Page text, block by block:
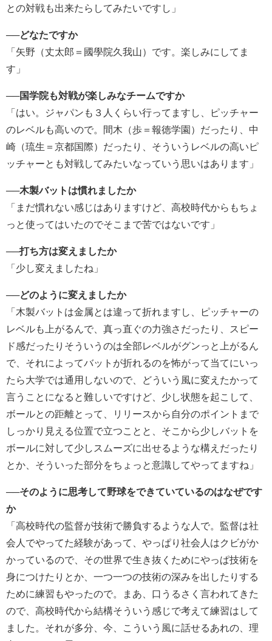
との対戦も出来たらしてみたいですし」
──どなたですか
「矢野（丈太郎＝國學院久我山）です。楽しみにしてま
す」
──国学院も対戦が楽しみなチームですか
「はい。ジャパンも３人くらい行ってますし、ピッチャー
のレベルも高いので。間木（歩＝報徳学園）だったり、中
崎（琉生＝京都国際）だったり、そういうレベルの高いピ
ッチャーとも対戦してみたいなっていう思いはあります」
──木製バットは慣れましたか
「まだ慣れない感じはありますけど、高校時代からもちょ
っと使ってはいたのでそこまで苦ではないです」
──打ち方は変えましたか
「少し変えましたね」
──どのように変えましたか
「木製バットは金属とは違って折れますし、ピッチャーの
レベルも上がるんで、真っ直ぐの力強さだったり、スピー
ド感だったりそういうのは全部レベルがグンっと上がるん
で、それによってバットが折れるのを怖がって当てにいっ
たら大学では通用しないので、どういう風に変えたかって
言うことになると難しいですけど、少し状態を起こして、
ボールとの距離とって、リリースから自分のポイントまで
しっかり見える位置で立つことと、そこから少しバットを
ボールに対して少しスムーズに出せるような構えだったり
とか、そういった部分をちょっと意識してやってますね」
──そのように思考して野球をできていているのはなぜです
か
「高校時代の監督が技術で勝負するような人で。監督は社
会人でやってた経験があって、やっぱり社会人はクビがか
かっているので、その世界で生き抜くためにやっぱ技術を
身につけたりとか、一つ一つの技術の深みを出したりする
ために練習もやったので。まあ、口うるさく言われてきた
ので、高校時代から結構そういう感じで考えて練習はして
ました。それが多分、今、こういう風に話せるあれの、理